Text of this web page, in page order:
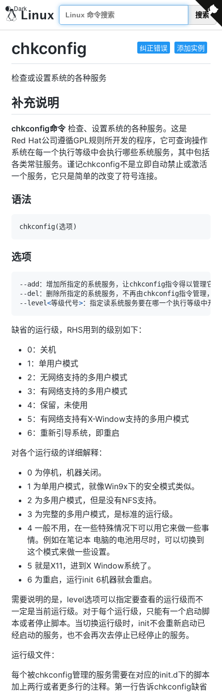
搜索
纠正错误 添加实例
chkconfig
检查或设置系统的各种服务
补充说明
chkconfig命令检查、设置系统的各种服务。这是
Red Hat公司遵循GPL规则所开发的程序，它可查询操作
系统在每一个执行等级中会执行哪些系统服务，其中包括
各类常驻服务。谨记chkconfig不是立即自动禁止或激活
一个服务，它只是简单的改变了符号连接。
语法
chkconfig(选项)
选项
--level<等级代号>
缺省的运行级，RHS用到的级别如下：
0：关机
1：单用户模式
2：无网络支持的多用户模式
3：有网络支持的多用户模式
4：保留，未使用
5：有网络支持有X-Window支持的多用户模式
6：重新引导系统，即重启
对各个运行级的详细解释：
0 为停机，机器关闭。
1 为单用户模式，就像Win9x下的安全模式类似。
2 为多用户模式，但是没有NFS支持。
3 为完整的多用户模式，是标准的运行级。
4 一般不用，在一些特殊情况下可以用它来做一些事
情。例如在笔记本 电脑的电池用尽时，可以切换到
这个模式来做一些设置。
5 就是X11，进到X Window系统了。
6 为重启，运行init 6机器就会重启。
需要说明的是，level选项可以指定要查看的运行级而不
一定是当前运行级。对于每个运行级，只能有一个启动脚
本或者停止脚本。当切换运行级时，init不会重新启动已
经启动的服务，也不会再次去停止已经停止的服务。
运行级文件：
每个被chkconfig管理的服务需要在对应的init.d下的脚本
加上两行或者更多行的注释。第一行告诉chkconfig缺省